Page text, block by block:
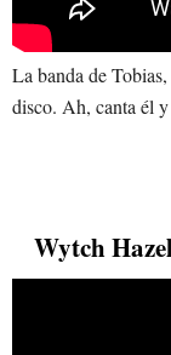
La banda de
disco. Ah, canta él
Wytch